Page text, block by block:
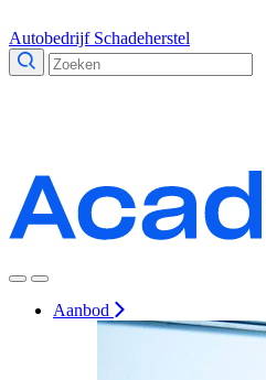
Autobedrijf Schadeherstel
Aanbod